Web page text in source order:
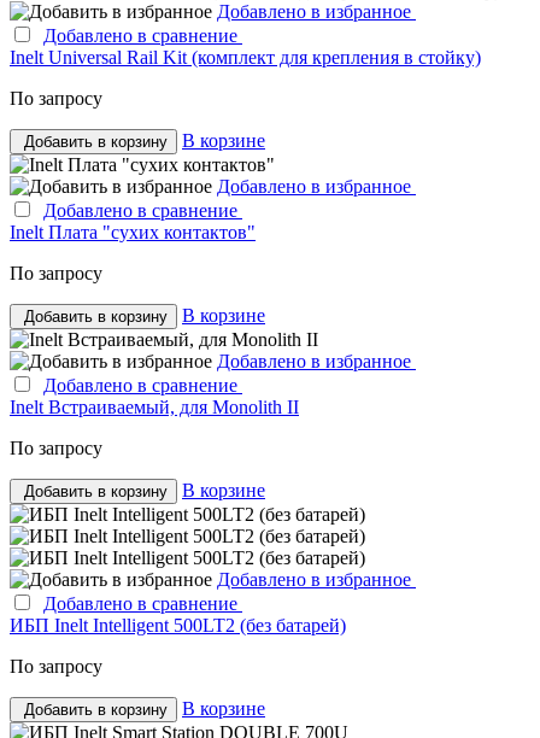
Добавлено в избранное
Добавлено в сравнение
Inelt Universal Rail Kit (комплект для крепления в стойку)
По запросу
Добавить в корзину В корзине
Добавлено в избранное
Добавлено в сравнение
Inelt Плата "сухих контактов"
По запросу
Добавить в корзину В корзине
Добавлено в избранное
Добавлено в сравнение
Inelt Встраиваемый, для Monolith II
По запросу
Добавить в корзину В корзине
Добавлено в избранное
Добавлено в сравнение
ИБП Inelt Intelligent 500LT2 (без батарей)
По запросу
Добавить в корзину В корзине